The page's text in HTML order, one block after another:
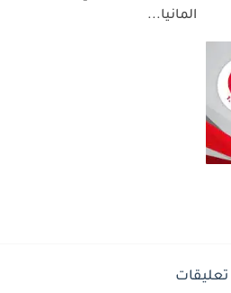
المانيا...
تعليقات